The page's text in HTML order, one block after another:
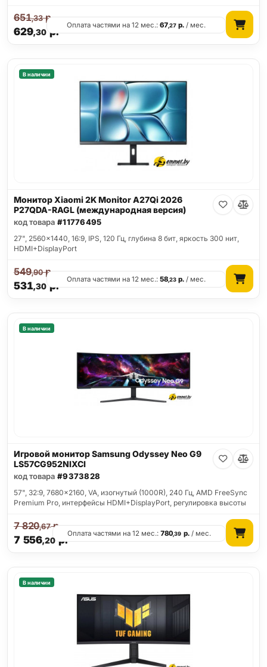
629,30р.
651,33р.
Оплата частями на 12 мес.:67,27 р. / мес.
В наличии
Монитор Xiaomi 2K Monitor A27Qi 2026
P27QDA-RAGL (международная версия)
код товара #11776495
27", 2560x1440, 16:9, IPS, 120 Гц, глубина 8 бит, яркость 300 нит,
HDMI+DisplayPort
531,30р.
549,90р.
Оплата частями на 12 мес.:58,23 р. / мес.
В наличии
Игровой монитор Samsung Odyssey Neo G9
LS57CG952NIXCI
код товара #9373828
57", 32:9, 7680x2160, VA, изогнутый (1000R), 240 Гц, AMD FreeSync
Premium Pro, интерфейсы HDMI+DisplayPort, регулировка высоты
7 556,20 р.
7 820,67р.
Оплата частями на 12 мес.:780,39 р./ мес.
В наличии